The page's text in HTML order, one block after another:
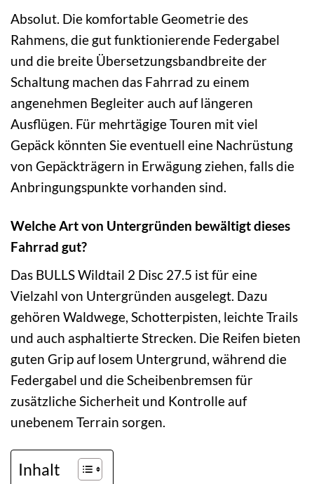
Absolut. Die komfortable Geometrie des
Rahmens, die gut funktionierende Federgabel
und die breite Übersetzungsbandbreite der
Schaltung machen das Fahrrad zu einem
angenehmen Begleiter auch auf längeren
Ausflügen. Für mehrtägige Touren mit viel
Gepäck könnten Sie eventuell eine Nachrüstung
von Gepäckträgern in Erwägung ziehen, falls die
Anbringungspunkte vorhanden sind.
Welche Art von Untergründen bewältigt dieses
Fahrrad gut?
Das BULLS Wildtail 2 Disc 27.5 ist für eine
Vielzahl von Untergründen ausgelegt. Dazu
gehören Waldwege, Schotterpisten, leichte Trails
und auch asphaltierte Strecken. Die Reifen bieten
guten Grip auf losem Untergrund, während die
Federgabel und die Scheibenbremsen für
zusätzliche Sicherheit und Kontrolle auf
unebenem Terrain sorgen.
Inhalt